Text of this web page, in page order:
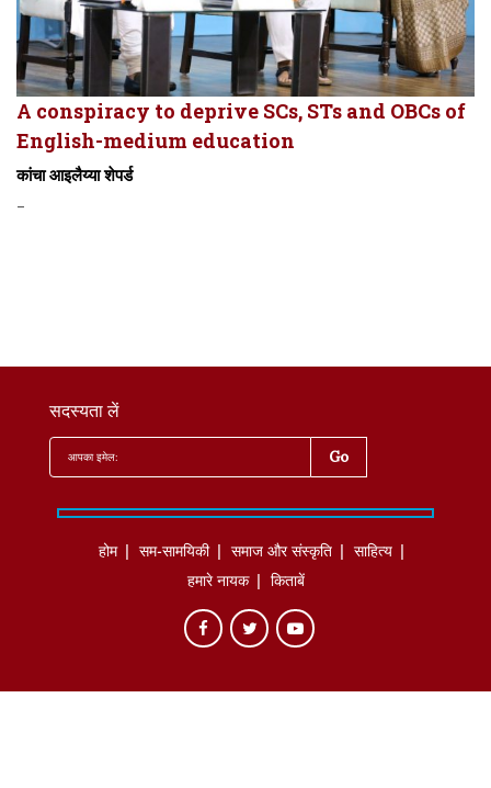
A conspiracy to deprive SCs, STs and OBCs of
English-medium education
कांचा आइलैय्या शेपर्ड
-
सदस्यता लें
होम सम-सामयिकी समाज और संस्कृति
साहित्‍य
हमारे नायक
किताबें